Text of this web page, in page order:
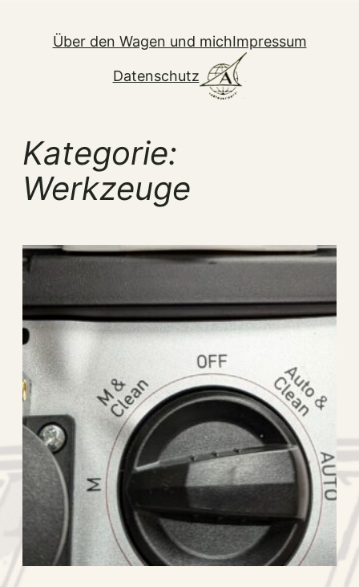
Über den Wagen und michImpressum
Datenschutz
Kategorie:
Werkzeuge